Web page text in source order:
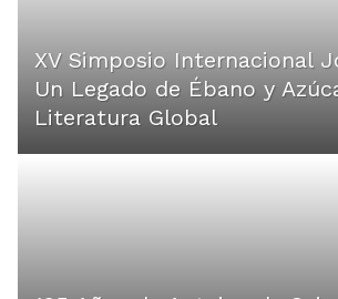
XV Simposio Internacional
Un Legado de Ébano y
Literatura Global